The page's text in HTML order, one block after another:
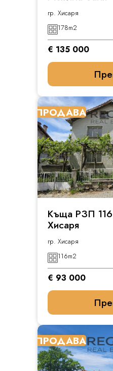
гр. Хисаря
178m2
€ 135 000
ПРОДАВА
Къща РЗП 116
Хисаря
гр. Хисаря
116m2
€ 93 000
ПРОДАВА